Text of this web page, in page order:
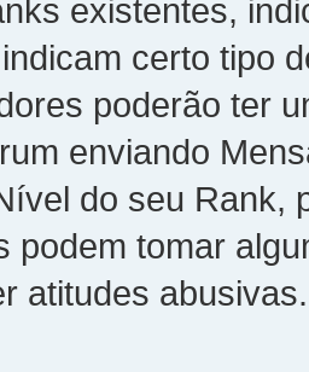
existentes,
certo tipo
poderão ter
enviando
do seu Rank,
podem tomar
atitudes abusivas.